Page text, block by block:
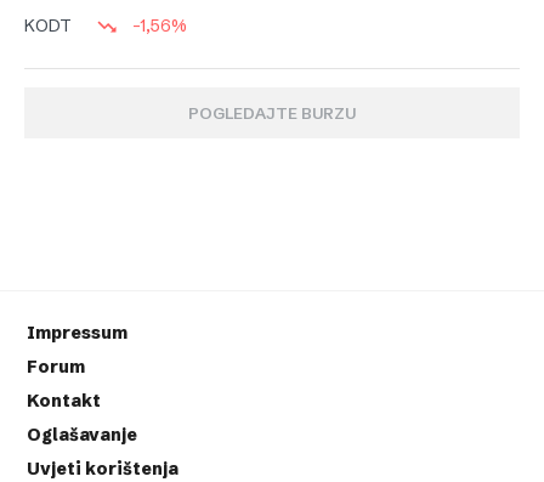
KODT -1,56%
POGLEDAJTE BURZU
Impressum
Forum
Kontakt
Oglašavanje
Uvjeti korištenja